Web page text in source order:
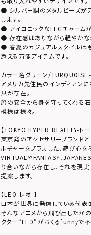
● シルバー調のメタルビーズが
します。
● アイコニックなLEOチャーム
● 存在感はありながら軽やかな
● 春夏のカジュアルスタイルは
添える万能アイテムです。
カラー名グリーン/
アメリカ先住民のインディアン
具が存在。
旅の安全から身を守ってくれる
模様は様々。
【TOKYO HYPER REALITY-トー
東京発のアクセサリーブランドと
ルチャーをプラスした、遊び心を
VIRTUALやFANTASY、
り合いながら存在し、それを現
提案します。
【LEO-レオ-】
日本が世界に発信している代表
そんなアニメから飛び出したか
クター“LEO”がおくるfunnyで不